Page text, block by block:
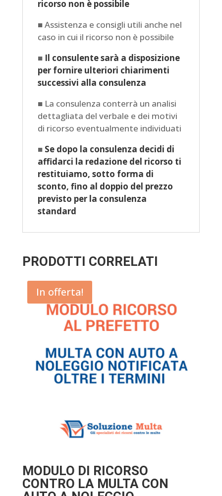
ricorso non è possibile
■ Assistenza e consigli utili anche nel
caso in cui il ricorso non è possibile
■ Il consulente sarà a disposizione
per fornire ulteriori chiarimenti
successivi alla consulenza
■ La consulenza conterrà un analisi
dettagliata del verbale e dei motivi
di ricorso eventualmente individuati
■ Se dopo la consulenza decidi di
affidarci la redazione del ricorso ti
restituiamo, sotto forma di
sconto, fino al doppio del prezzo
previsto per la consulenza
standard
PRODOTTI CORRELATI
In offerta!
MODULO DI RICORSO
CONTRO LA MULTA CON